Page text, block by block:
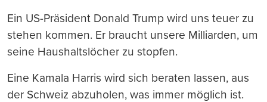
Ein US-Präsident Donald Trump wird uns teuer zu
stehen kommen. Er braucht unsere Milliarden, um
seine Haushaltslöcher zu stopfen.
Eine Kamala Harris wird sich beraten lassen, aus
der Schweiz abzuholen, was immer möglich ist.